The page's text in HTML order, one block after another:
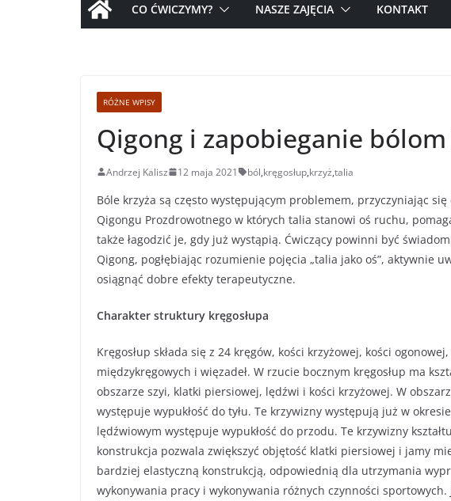
CO ĆWICZYMY? NASZE ZAJĘCIA KONTAKT
RÓŻNE WPISY
Qigong i zapobieganie bólom
Andrzej Kalisz 12 maja 2021 ból,kręgosłup,krzyż,talia
Bóle krzyża są często występującym problemem, przyczyniając
Qigongu Prozdrowotnego w których talia stanowi oś ruchu,
także łagodzić je, gdy już wystąpią. Ćwiczący powinni być
Qigong, pogłębiając rozumienie pojęcia „talia jako oś”, aktywnie
osiągnąć dobre efekty terapeutyczne.
Charakter struktury kręgosłupa
Kręgosłup składa się z 24 kręgów, kości krzyżowej, kości
międzykręgowych i więzadeł. W rzucie bocznym kręgosłup ma
obszarze szyi, klatki piersiowej, lędźwi i kości krzyżowej. W
występuje wypukłość do tyłu. Te krzywizny występują już w
lędźwiowym występuje wypukłość do przodu. Te krzywizny
konstrukcja pozwala zwiększyć objętość klatki piersiowej i jamy
bardziej elastyczną konstrukcją, odpowiednią dla utrzymania
wykonywania pracy i wykonywania różnych czynności